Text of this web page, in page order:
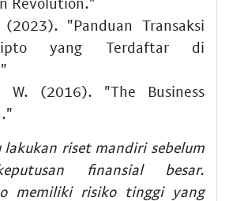
(2023). "Panduan Transaksi
yang Terdaftar di
W. (2016). "The Business
lakukan riset mandiri sebelum
finansial besar.
memiliki risiko tinggi yang